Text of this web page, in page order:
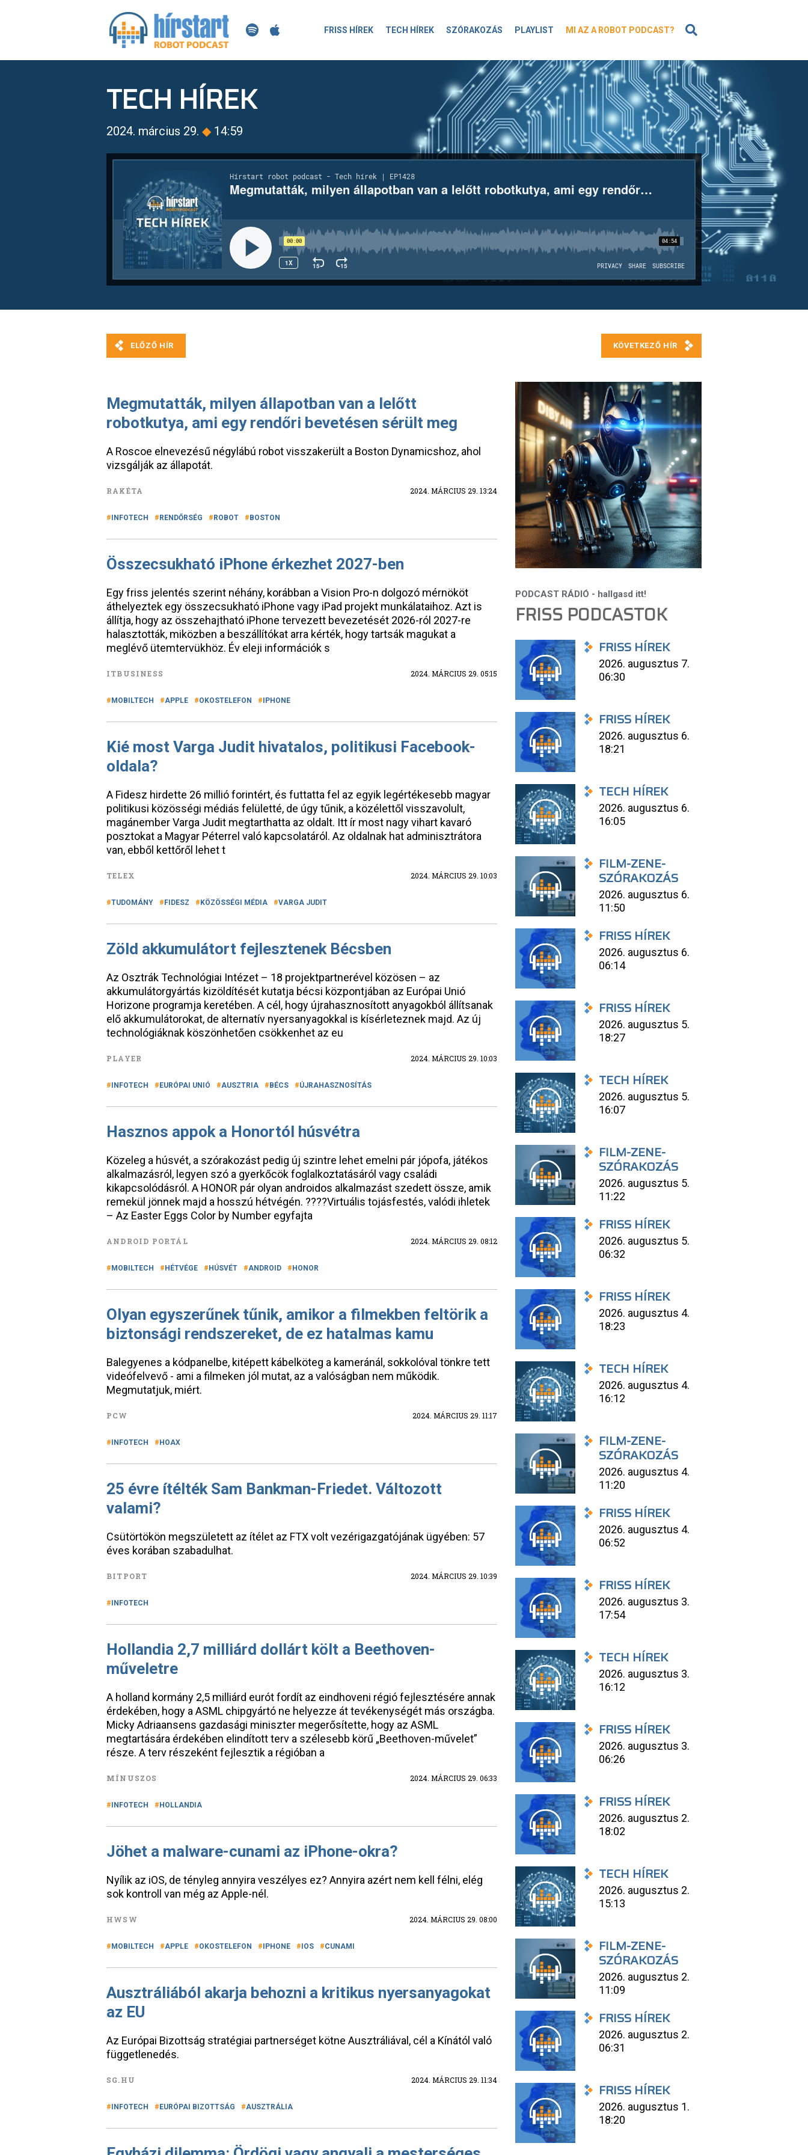
FRISS HÍREK TECH HÍREK SZÓRAKOZÁS PLAYLIST MI AZ A ROBOT PODCAST?
TECH HÍREK
2024. március 29. ◆ 14:59
Megmutatták, milyen állapotban van a lelőtt
robotkutya, ami egy rendőri bevetésen sérült meg
A Roscoe elnevezésű négylábú robot visszakerült a Boston Dynamicshoz, ahol
vizsgálják az állapotát.
RAKÉTA 2024. MÁRCIUS 29. 13:24
INFOTECH RENDŐRSÉG ROBOT BOSTON
Összecsukható iPhone érkezhet 2027-ben
Egy friss jelentés szerint néhány, korábban a Vision Pro-n dolgozó mérnököt
áthelyeztek egy összecsukható iPhone vagy iPad projekt munkálataihoz. Azt is
állítja, hogy az összehajtható iPhone tervezett bevezetését 2026-ról 2027-re
halasztották, miközben a beszállítókat arra kérték, hogy tartsák magukat a
meglévő ütemtervükhöz. Év eleji információk s
ITBUSINESS 2024. MÁRCIUS 29. 05:15
MOBILTECH APPLE OKOSTELEFON IPHONE
Kié most Varga Judit hivatalos, politikusi Facebook-
oldala?
A Fidesz hirdette 26 millió forintért, és futtatta fel az egyik legértékesebb magyar
politikusi közösségi médiás felületté, de úgy tűnik, a közélettől visszavolult,
magánember Varga Judit megtarthatta az oldalt. Itt ír most nagy vihart kavaró
posztokat a Magyar Péterrel való kapcsolatáról. Az oldalnak hat adminisztrátora
van, ebből kettőről lehet t
TELEX 2024. MÁRCIUS 29. 10:03
TUDOMÁNY FIDESZ KÖZÖSSÉGI MÉDIA VARGA JUDIT
Zöld akkumulátort fejlesztenek Bécsben
Az Osztrák Technológiai Intézet – 18 projektpartnerével közösen – az
akkumulátorgyártás kizöldítését kutatja bécsi központjában az Európai Unió
Horizone programja keretében. A cél, hogy újrahasznosított anyagokból állítsanak
elő akkumulátorokat, de alternatív nyersanyagokkal is kísérleteznek majd. Az új
technológiáknak köszönhetően csökkenhet az eu
PLAYER 2024. MÁRCIUS 29. 10:03
INFOTECH EURÓPAI UNIÓ AUSZTRIA BÉCS ÚJRAHASZNOSÍTÁS
Hasznos appok a Honortól húsvétra
Közeleg a húsvét, a szórakozást pedig új szintre lehet emelni pár jópofa, játékos
alkalmazásról, legyen szó a gyerkőcök foglalkoztatásáról vagy családi
kikapcsolódásról. A HONOR pár olyan androidos alkalmazást szedett össze, amik
remekül jönnek majd a hosszú hétvégén. ????Virtuális tojásfestés, valódi ihletek
– Az Easter Eggs Color by Number egyfajta
ANDROID PORTÁL 2024. MÁRCIUS 29. 08:12
MOBILTECH HÉTVÉGE HÚSVÉT ANDROID HONOR
Olyan egyszerűnek tűnik, amikor a filmekben feltörik a
biztonsági rendszereket, de ez hatalmas kamu
Balegyenes a kódpanelbe, kitépett kábelköteg a kameránál, sokkolóval tönkre tett
videófelvevő - ami a filmeken jól mutat, az a valóságban nem működik.
Megmutatjuk, miért.
PCW 2024. MÁRCIUS 29. 11:17
INFOTECH HOAX
25 évre ítélték Sam Bankman-Friedet. Változott
valami?
Csütörtökön megszületett az ítélet az FTX volt vezérigazgatójának ügyében: 57
éves korában szabadulhat.
BITPORT 2024. MÁRCIUS 29. 10:39
INFOTECH
Hollandia 2,7 milliárd dollárt költ a Beethoven-
műveletre
A holland kormány 2,5 milliárd eurót fordít az eindhoveni régió fejlesztésére annak
érdekében, hogy a ASML chipgyártó ne helyezze át tevékenységét más országba.
Micky Adriaansens gazdasági miniszter megerősítette, hogy az ASML
megtartására érdekében elindított terv a szélesebb körű „Beethoven-művelet”
része. A terv részeként fejlesztik a régióban a
MÍNUSZOS 2024. MÁRCIUS 29. 06:33
INFOTECH HOLLANDIA
Jöhet a malware-cunami az iPhone-okra?
Nyílik az iOS, de tényleg annyira veszélyes ez? Annyira azért nem kell félni, elég
sok kontroll van még az Apple-nél.
HWSW 2024. MÁRCIUS 29. 08:00
MOBILTECH APPLE OKOSTELEFON IPHONE IOS CUNAMI
Ausztráliából akarja behozni a kritikus nyersanyagokat
az EU
Az Európai Bizottság stratégiai partnerséget kötne Ausztráliával, cél a Kínától való
függetlenedés.
SG.HU 2024. MÁRCIUS 29. 11:34
INFOTECH EURÓPAI BIZOTTSÁG AUSZTRÁLIA
FRISS PODCASTOK
FRISS HÍREK
2026. augusztus 7.
06:30
FRISS HÍREK
2026. augusztus 6.
18:21
TECH HÍREK
2026. augusztus 6.
16:05
FILM-ZENE-
SZÓRAKOZÁS
2026. augusztus 6.
11:50
FRISS HÍREK
2026. augusztus 6.
06:14
FRISS HÍREK
2026. augusztus 5.
18:27
TECH HÍREK
2026. augusztus 5.
16:07
FILM-ZENE-
SZÓRAKOZÁS
2026. augusztus 5.
11:22
FRISS HÍREK
2026. augusztus 5.
06:32
FRISS HÍREK
2026. augusztus 4.
18:23
TECH HÍREK
2026. augusztus 4.
16:12
FILM-ZENE-
SZÓRAKOZÁS
2026. augusztus 4.
11:20
FRISS HÍREK
2026. augusztus 4.
06:52
FRISS HÍREK
2026. augusztus 3.
17:54
TECH HÍREK
2026. augusztus 3.
16:12
FRISS HÍREK
2026. augusztus 3.
06:26
FRISS HÍREK
2026. augusztus 2.
18:02
TECH HÍREK
2026. augusztus 2.
15:13
FILM-ZENE-
SZÓRAKOZÁS
2026. augusztus 2.
11:09
FRISS HÍREK
2026. augusztus 2.
06:31
FRISS HÍREK
2026. augusztus 1.
18:20